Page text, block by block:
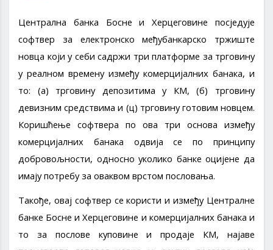
Централна банка Босне и Херцеговине посједује
софтвер за електронско међубанкарско тржиште
новца који у себи садржи три платформе за трговину
у реалном времену између комерцијалних банака, и
то: (а) трговину депозитима у КМ, (б) трговину
девизним средствима и (ц) трговину готовим новцем.
Коришћење софтвера по ова три основа између
комерцијалних банака одвија се по принципу
добровољности, односно уколико банке оцијене да
имају потребу за оваквом врстом пословања.
Такође, овај софтвер се користи и између Централне
банке Босне и Херцеговине и комерцијалних банака и
то за послове куповине и продаје КМ, најаве